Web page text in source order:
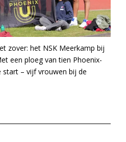
zover: het NSK Meerkamp bij
een ploeg van tien Phoenix-
– vijf vrouwen bij de